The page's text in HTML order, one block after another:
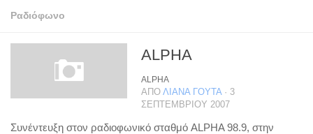
Αρχική
Συνεντεύξεις ραδιοφωνικές
Ραδιόφωνο
ALPHA
ALPHA
ΑΠΌΛΙΆΝΑ ΓΟΎΤΑ· 3
ΣΕΠΤΕΜΒΡΊΟΥ 2007
Συνέντευξη στον ραδιοφωνικό σταθμό ALPHA 98.9, στην